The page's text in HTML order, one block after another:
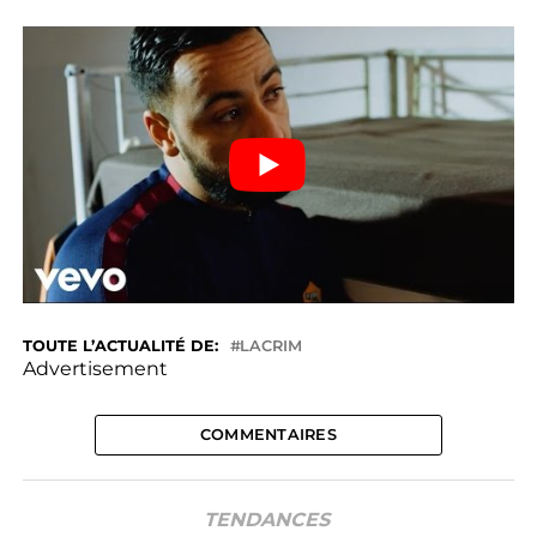
TOUTE L’ACTUALITÉ DE: LACRIM
Advertisement
COMMENTAIRES
TENDANCES